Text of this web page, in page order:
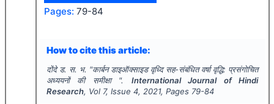
Pages: 79-84
How to cite this article:
दोंदे ड. स. भ. "कार्बन डाइऑक्साइड वृध्दि सह-संबंधित वर्षा वृद्धि: प्रसंगोचित
अध्ययनों की समीक्षा ". International Journal of Hindi
Research, Vol 7, Issue 4, 2021, Pages 79-84